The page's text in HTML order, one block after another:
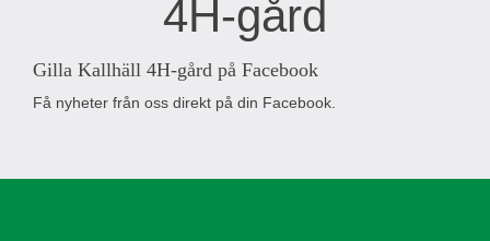
Gilla Kallhäll 4H-gård på Facebook
Få nyheter från oss direkt på din Facebook.